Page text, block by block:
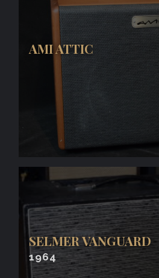
AMI ATTIC
SELMER VANGUARD
1964